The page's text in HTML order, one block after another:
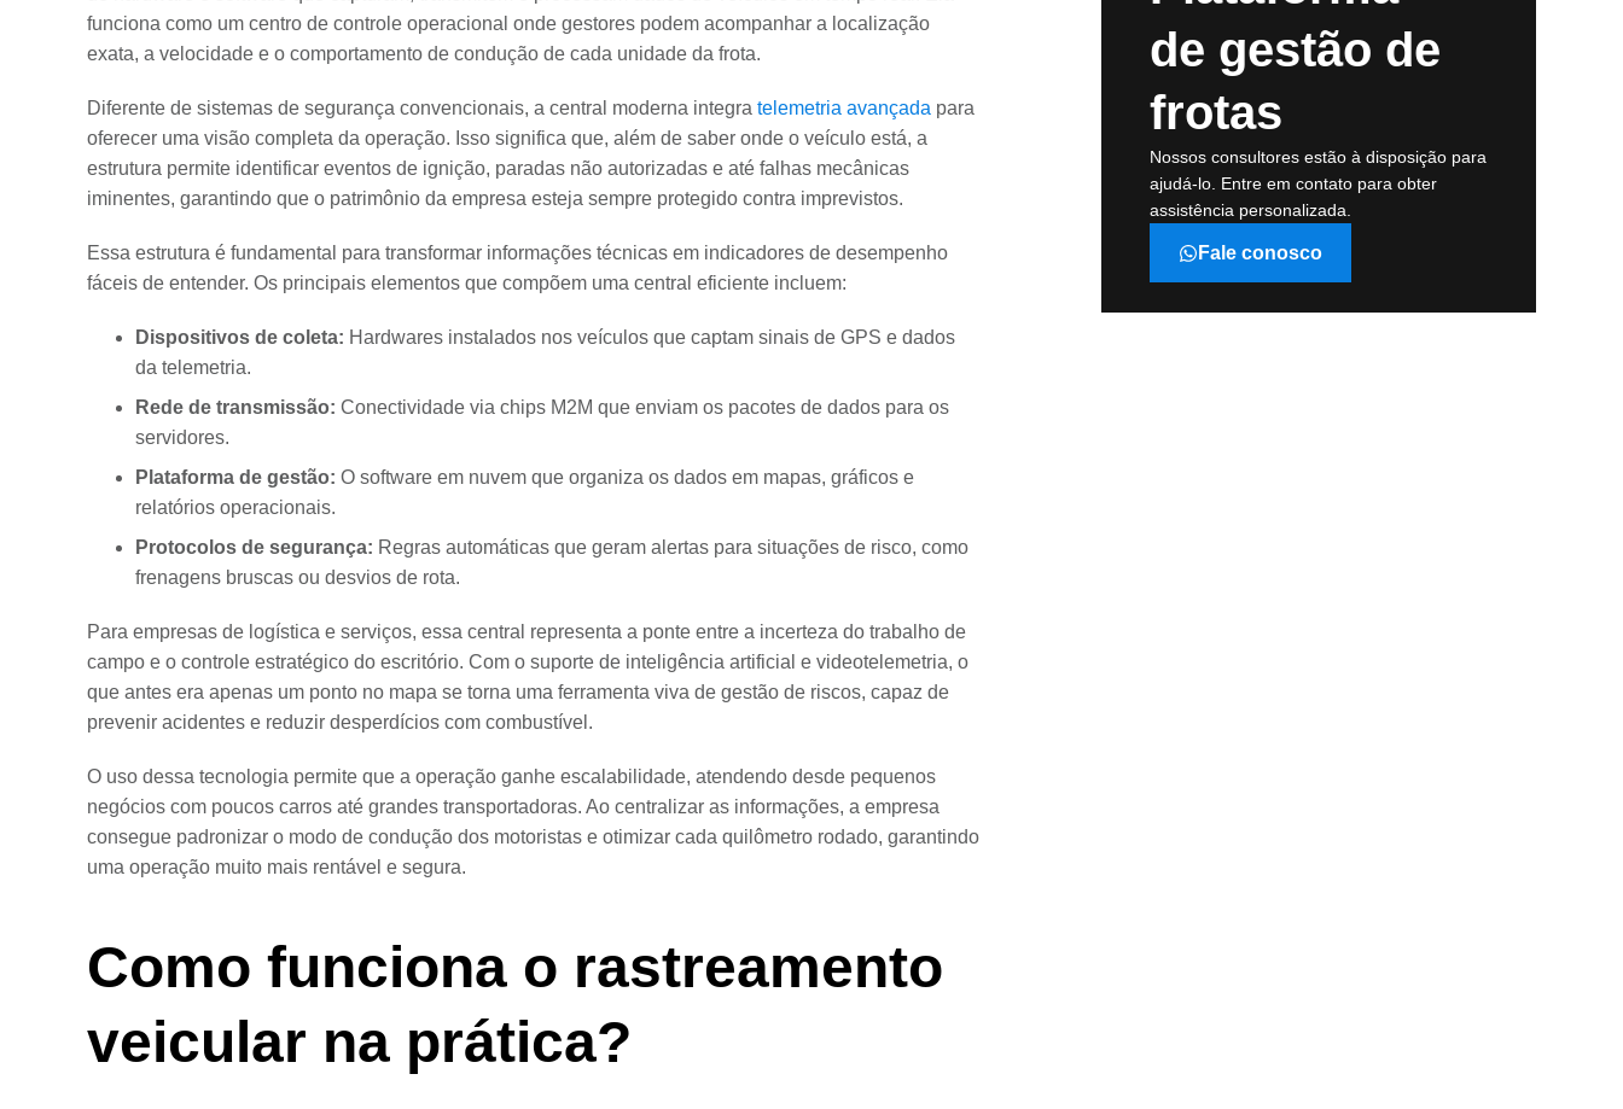
funciona como um centro de controle operacional onde gestores podem acompanhar a localização
exata, a velocidade e o comportamento de condução de cada unidade da frota.
Diferente de sistemas de segurança convencionais, a central moderna integra telemetria avançada para
oferecer uma visão completa da operação. Isso significa que, além de saber onde o veículo está, a
estrutura permite identificar eventos de ignição, paradas não autorizadas e até falhas mecânicas
iminentes, garantindo que o patrimônio da empresa esteja sempre protegido contra imprevistos.
Essa estrutura é fundamental para transformar informações técnicas em indicadores de desempenho
fáceis de entender. Os principais elementos que compõem uma central eficiente incluem:
Dispositivos de coleta: Hardwares instalados nos veículos que captam sinais de GPS e dados
da telemetria.
Rede de transmissão: Conectividade via chips M2M que enviam os pacotes de dados para os
servidores.
Plataforma de gestão: O software em nuvem que organiza os dados em mapas, gráficos e
relatórios operacionais.
Protocolos de segurança: Regras automáticas que geram alertas para situações de risco, como
frenagens bruscas ou desvios de rota.
Para empresas de logística e serviços, essa central representa a ponte entre a incerteza do trabalho de
campo e o controle estratégico do escritório. Com o suporte de inteligência artificial e videotelemetria, o
que antes era apenas um ponto no mapa se torna uma ferramenta viva de gestão de riscos, capaz de
prevenir acidentes e reduzir desperdícios com combustível.
O uso dessa tecnologia permite que a operação ganhe escalabilidade, atendendo desde pequenos
negócios com poucos carros até grandes transportadoras. Ao centralizar as informações, a empresa
consegue padronizar o modo de condução dos motoristas e otimizar cada quilômetro rodado, garantindo
uma operação muito mais rentável e segura.
Como funciona o rastreamento
veicular na prática?
de gestão de
frotas
Nossos consultores estão à disposição para
ajudá-lo. Entre em contato para obter
assistência personalizada.
Fale conosco